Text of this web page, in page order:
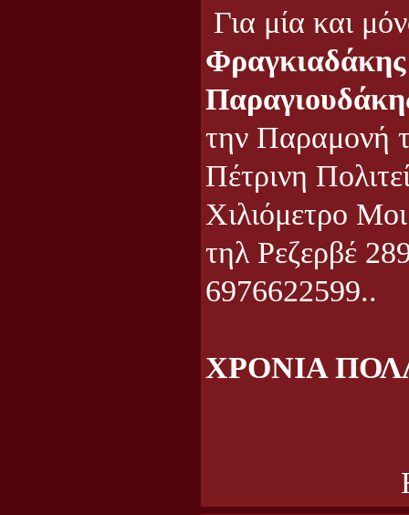
Για μία και
την Παραμονή
Πέτρινη
Χιλιόμετρο
τηλ Ρεζερβέ
6976622599..
ΧΡΟΝΙΑ